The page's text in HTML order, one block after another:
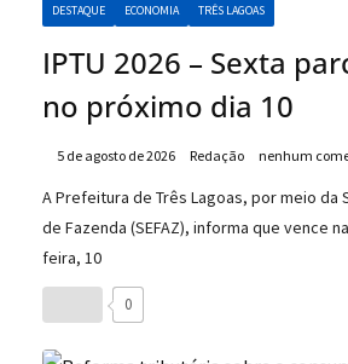
DESTAQUE ECONOMIA TRÊS LAGOAS
IPTU 2026 – Sexta
no próximo dia 10
5 de agosto de 2026 Redação nenhum
A Prefeitura de Três Lagoas, por meio da
de Fazenda (SEFAZ), informa que vence
feira, 10
0